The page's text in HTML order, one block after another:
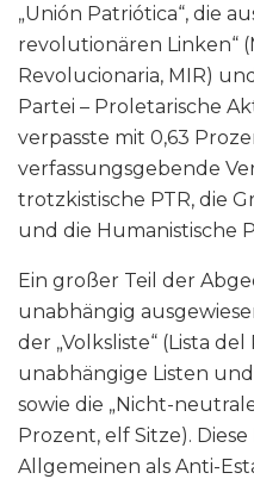
„Unión Patriótica“, die
revolutionären Linken“
Revolucionaria, MIR)
Partei – Proletarische
verpasste mit 0,63
verfassungsgebende
trotzkistische PTR, die
und die Humanistische
Ein großer Teil der
unabhängig
der „Volksliste“ (Lista
unabhängige Listen
sowie die „Nicht-
Prozent, elf Sitze).
Allgemeinen als Anti-